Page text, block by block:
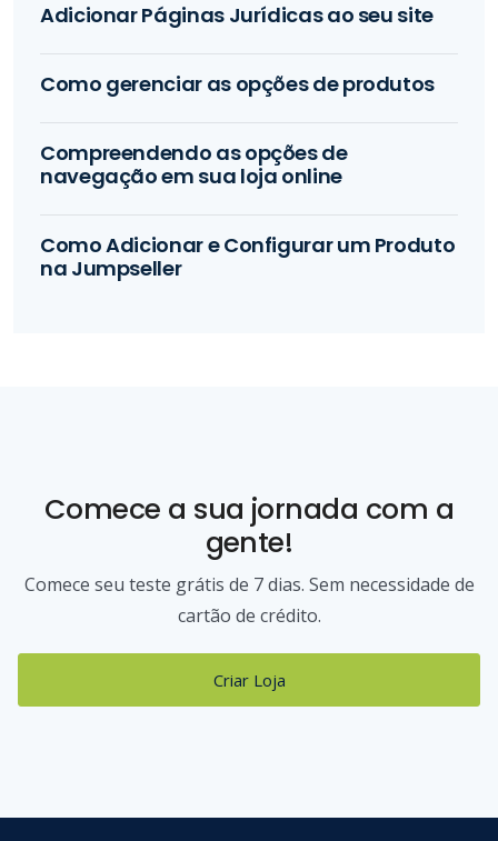
Adicionar Páginas Jurídicas ao seu site
Como gerenciar as opções de produtos
Compreendendo as opções de
navegação em sua loja online
Como Adicionar e Configurar um Produto
na Jumpseller
Comece a sua jornada com a
gente!
Comece seu teste grátis de 7 dias. Sem necessidade de
cartão de crédito.
Criar Loja